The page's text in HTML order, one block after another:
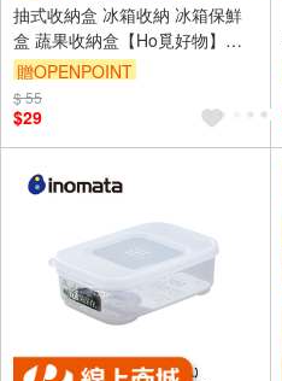
抽式收納盒 冰箱收納 冰箱保鮮
盒 蔬果收納盒【Ho覓好物】
【Ho好收】保鮮盒 冰箱收納盒
透明收納 壓克力收納盒
贈OPENPOINT
$ 55
$29